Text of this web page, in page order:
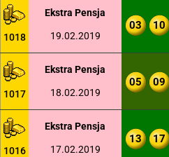
1018
Ekstra Pensja
19.02.2019
03 10
1017
Ekstra Pensja
18.02.2019
05 09
1016
Ekstra Pensja
17.02.2019
13 17